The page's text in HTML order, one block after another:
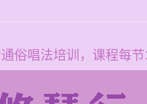
俗唱法培训，课程每